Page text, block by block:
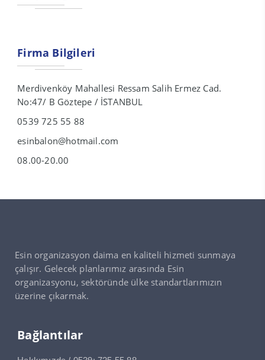
Firma Bilgileri
Merdivenköy Mahallesi Ressam Salih Ermez Cad.
No:47/ B Göztepe / İSTANBUL
0539 725 55 88
esinbalon@hotmail.com
08.00-20.00
Esin organizasyon daima en kaliteli hizmeti sunmaya
çalışır. Gelecek planlarımız arasında Esin
organizasyonu, sektöründe ülke standartlarımızın
üzerine çıkarmak.
Bağlantılar